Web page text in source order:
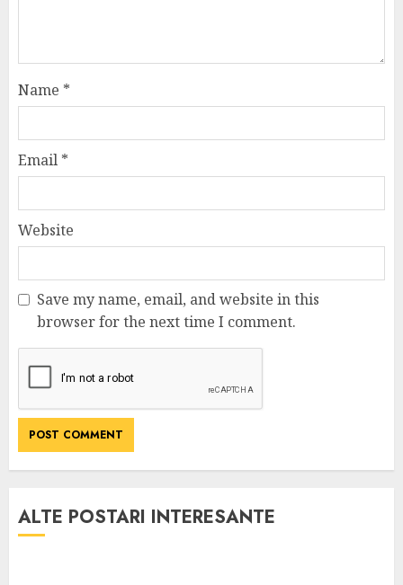
Name *
Email *
Website
Save my name, email, and website in this
browser for the next time I comment.
ALTE POSTARI INTERESANTE